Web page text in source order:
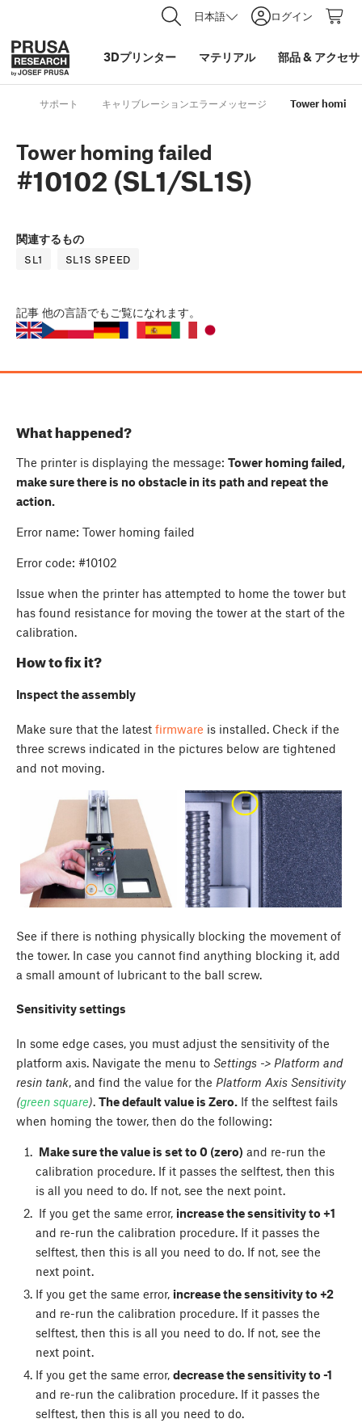
日本語 ログイン
3Dプリンター マテリアル 部品& アクセ
サポート キャリブレーションエラーメッセージ Tower homing
Tower homing failed
#10102 (SL1/SL1S)
関連するもの
SL1 SL1S SPEED
記事 他の言語でもご覧になれます。
What happened?
The printer is displaying the message: Tower homing failed,
make sure there is no obstacle in its path and repeat the
action.
Error name: Tower homing failed
Error code: #10102
Issue when the printer has attempted to home the tower but
has found resistance for moving the tower at the start of the
calibration.
How to fix it?
Inspect the assembly
Make sure that the latest firmware is installed. Check if the
three screws indicated in the pictures below are tightened
and not moving.
See if there is nothing physically blocking the movement of
the tower. In case you cannot find anything blocking it, add
a small amount of lubricant to the ball screw.
Sensitivity settings
In some edge cases, you must adjust the sensitivity of the
platform axis. Navigate the menu to Settings -> Platform and
resin tank, and find the value for the Platform Axis Sensitivity
(green square). The default value is Zero. If the selftest fails
when homing the tower, then do the following:
Make sure the value is set to 0 (zero) and re-run the
calibration procedure. If it passes the selftest, then this
is all you need to do. If not, see the next point.
If you get the same error, increase the sensitivity to +1
and re-run the calibration procedure. If it passes the
selftest, then this is all you need to do. If not, see the
next point.
If you get the same error, increase the sensitivity to +2
and re-run the calibration procedure. If it passes the
selftest, then this is all you need to do. If not, see the
next point.
If you get the same error, decrease the sensitivity to -1
and re-run the calibration procedure. If it passes the
selftest, then this is all you need to do.